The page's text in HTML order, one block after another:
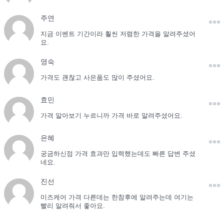
주연
지금 이벤트 기간이라 훨씬 저렴한 가격을 알려주셨어
요.
영숙
가격도 괜찮고 사은품도 많이 주셨어요.
효민
가격 알아보기 누르니까 가격 바로 알려주셨어요.
은혜
궁금하신점 가격 효과만 입력했는데도 빠른 답변 주셨
네요.
진선
미즈케어 가격 다른데는 한참후에 알려주는데 여기는
빨리 알려줘서 좋아요.